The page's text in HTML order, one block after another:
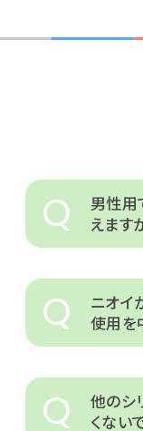
Q
男性用
えます
Q
ニオイ
使用を
Q
他のシ
くない